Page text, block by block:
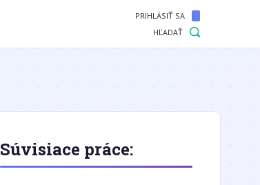
PRIHLÁSIŤ SA
HĽADAŤ
Súvisiace práce: